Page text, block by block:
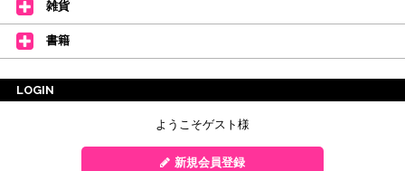
雑貨
書籍
LOGIN
ようこそゲスト様
新規会員登録